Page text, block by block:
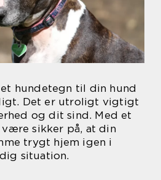
hundetegn til din hund
Det er utroligt vigtigt
og dit sind. Med et
sikker på, at din
trygt hjem igen i
situation.